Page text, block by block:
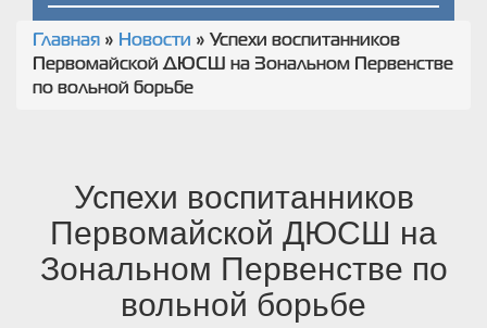
Форма поиска
Вы здесь
Главная » Новости » Успехи воспитанников
Первомайской ДЮСШ на Зональном Первенстве
по вольной борьбе
Успехи воспитанников
Первомайской ДЮСШ на
Зональном Первенстве по
вольной борьбе